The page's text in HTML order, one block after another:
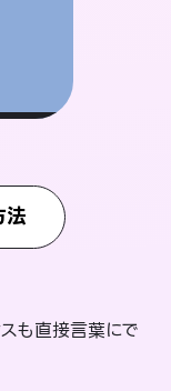
法
も直接言葉にで